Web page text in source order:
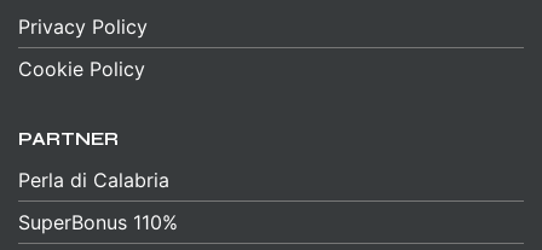
Privacy Policy
Cookie Policy
PARTNER
Perla di Calabria
SuperBonus 110%